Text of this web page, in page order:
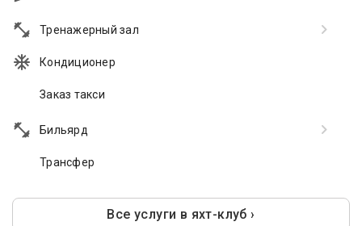
Тренажерный зал
Кондиционер
Заказ такси
Бильярд
Трансфер
Все услуги в яхт-клуб ›